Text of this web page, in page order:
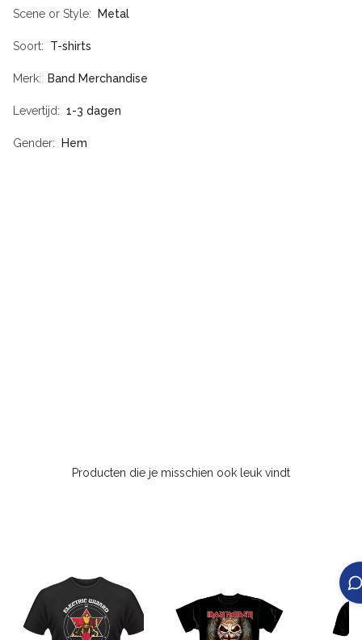
Scene or Style Metal
Soort T-shirts
Merk Band Merchandise
Levertijd 1-3 dagen
Gender Hem
Producten die je misschien ook leuk vindt